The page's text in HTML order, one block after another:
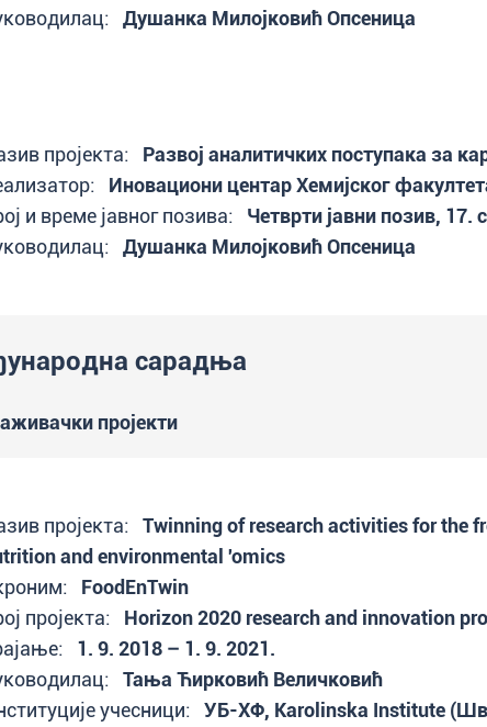
Душанка Милојковић Опсеница
пројекта: Развој аналитичких поступака за
Иновациони центар Хемијског
и време јавног позива: Четврти јавни позив, 17.
Душанка Милојковић Опсеница
сарадња
пројекти
пројекта: Twinning of research activities for the
and environmental 'omics
FoodEnTwin
пројекта: Horizon 2020 research and innovation
1. 9. 2018 – 1. 9. 2021.
Тања Ћирковић Величковић
учесници: УБ-ХФ, Karolinska Institute